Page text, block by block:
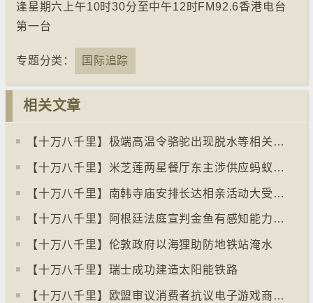
逢星期六上午10时30分至中午12时FM92.6香港电台
第一台
专题分类： 国际追踪
相关文章
【十万八千里】极端高温令骆驼出现脱水等相关疾病
【十万八千里】米芝莲两星餐厅东主涉供应蚂蚁菜式 检方求囚一年
【十万八千里】南韩寺庙安排长达相亲活动大受欢迎
【十万八千里】阿根廷法庭宣判金鱼有感知能力须从寿司店移走
【十万八千里】伦敦政府以海狸助防地铁站淹水
【十万八千里】瑞士成功建造太阳能铁路
【十万八千里】欧盟审议消费者抗议电子游戏商关闭伺服器